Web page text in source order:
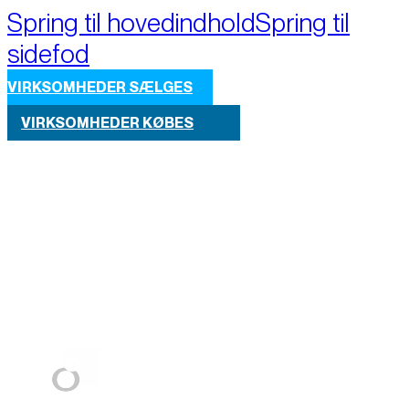
Spring til hovedindholdSpring til
sidefod
VIRKSOMHEDER SÆLGES
VIRKSOMHEDER KØBES